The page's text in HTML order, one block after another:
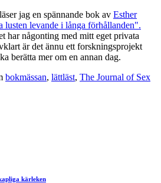
jag en spännande bok av Esther
levande i långa förhållanden".
har någonting med mitt eget privata
är det ännu ett forskningsprojekt
berätta mer om en annan dag.
bokmässan, lättläst, The Journal of Sex
kärleken